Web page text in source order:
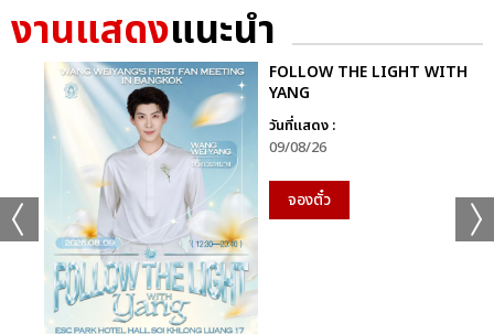
งานแสดงแนะนำ
FOLLOW THE LIGHT WITH
YANG
วันที่แสดง :
09/08/26
จองตั๋ว